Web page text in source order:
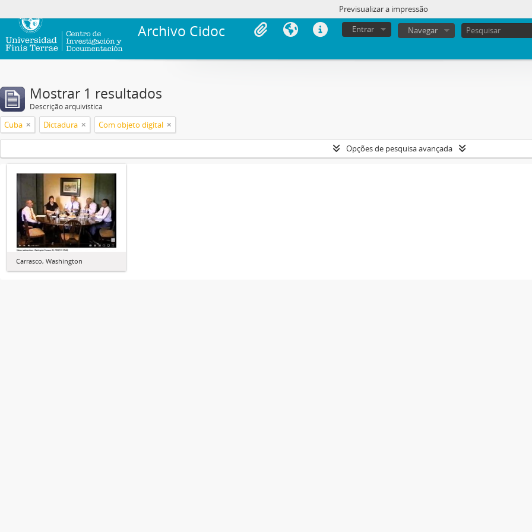
Archivo Cidoc Entrar Navegar
Previsualizar a impressão
Mostrar 1 resultados
Descrição arquivística
Cuba Dictadura Com objeto digital
Opções de pesquisa avançada
Carrasco, Washington